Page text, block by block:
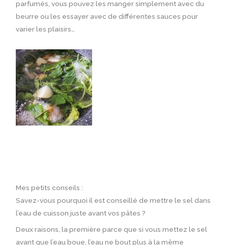
parfumés, vous pouvez les manger simplement avec du
beurre ou les essayer avec de différentes sauces pour
varier les plaisirs…
Mes petits conseils :
Savez-vous pourquoi il est conseillé de mettre le sel dans
l’eau de cuisson juste avant vos pâtes ?
Deux raisons, la première parce que si vous mettez le sel
avant que l’eau boue, l’eau ne bout plus à la même